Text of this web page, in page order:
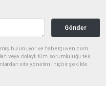
Gönder
bulunuyor ve haberguven.com
veya dolaylı tüm sorumluluğu tek
site yönetimi hiçbir şekilde